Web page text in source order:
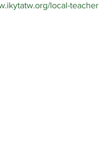
local-teacher